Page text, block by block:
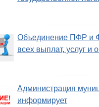
Объединение ПФР и
всех выплат, услуг и
Администрация
информирует